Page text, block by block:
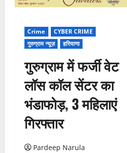
Crime
CYBER CRIME
गुरुग्राम न्यूज़
हरियाणा
गुरुग्राम में फर्जी वेट
लॉस कॉल सेंटर का
भंडाफोड़, 3 महिलाएं
गिरफ्तार
Pardeep Narula